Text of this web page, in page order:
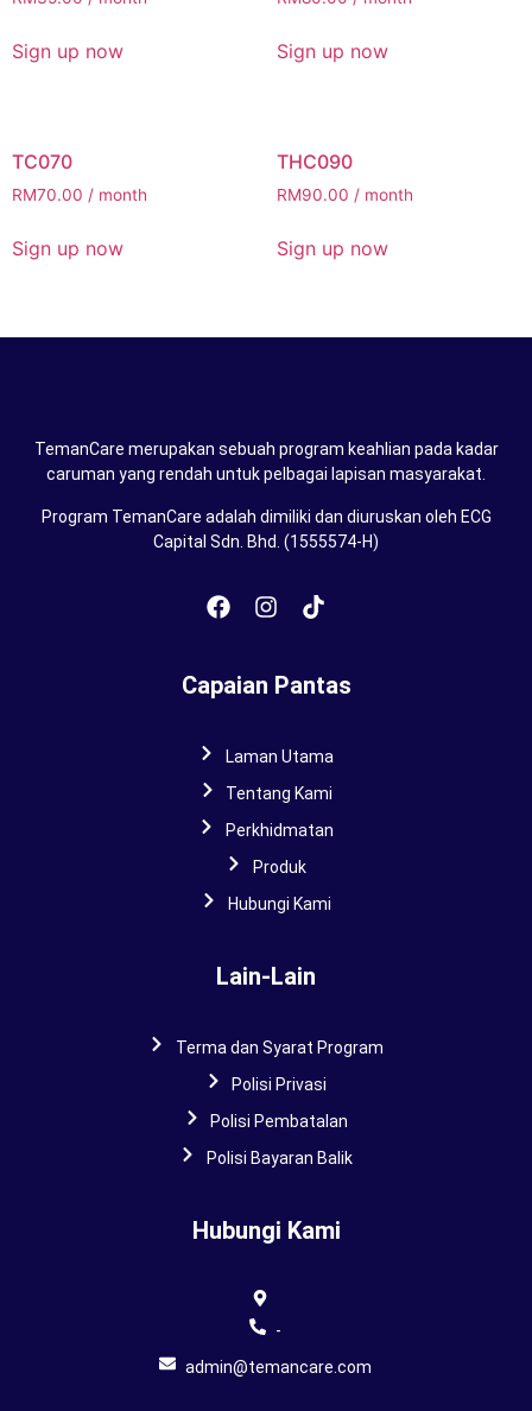
Sign up now Sign up now
TC070
RM70.00 / month
Sign up now
THC090
RM90.00 / month
Sign up now
TemanCare merupakan sebuah program keahlian pada kadar
caruman yang rendah untuk pelbagai lapisan masyarakat.
Program TemanCare adalah dimiliki dan diuruskan oleh ECG
Capital Sdn. Bhd. (1555574-H)
Capaian Pantas
Laman Utama
Tentang Kami
Perkhidmatan
Produk
Hubungi Kami
Lain-Lain
Terma dan Syarat Program
Polisi Privasi
Polisi Pembatalan
Polisi Bayaran Balik
Hubungi Kami
-
admin@temancare.com